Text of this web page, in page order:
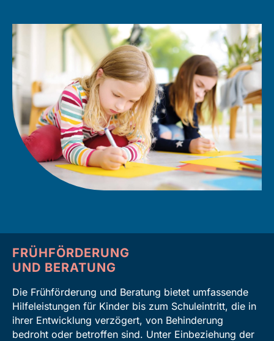
FRÜHFÖRDERUNG
UND BERATUNG
Die Frühförderung und Beratung bietet umfassende
Hilfeleistungen für Kinder bis zum Schuleintritt, die in
ihrer Entwicklung verzögert, von Behinderung
bedroht oder betroffen sind. Unter Einbeziehung der